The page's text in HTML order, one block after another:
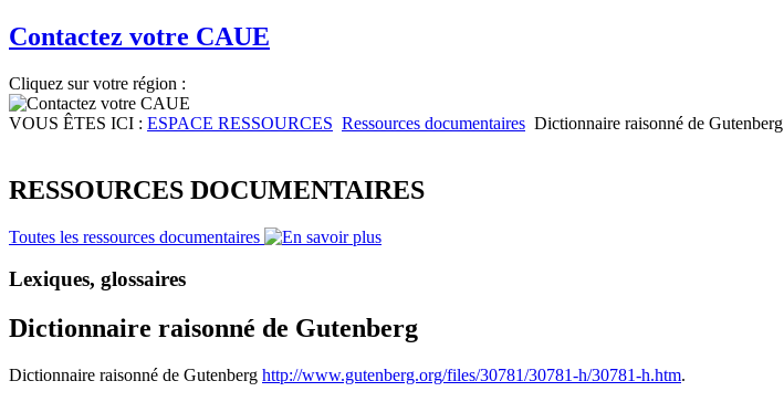
Contactez votre CAUE
Cliquez sur votre région :
VOUS ÊTES ICI : ESPACE RESSOURCES Ressources documentaires Dictionnaire raisonné de Gutenberg
RESSOURCES DOCUMENTAIRES
Toutes les ressources documentaires
Lexiques, glossaires
Dictionnaire raisonné de Gutenberg
Dictionnaire raisonné de Gutenberg http://www.gutenberg.org/files/30781/30781-h/30781-h.htm.